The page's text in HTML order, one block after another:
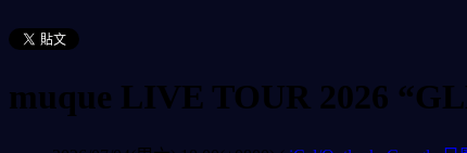
muque LIVE TOUR 2026